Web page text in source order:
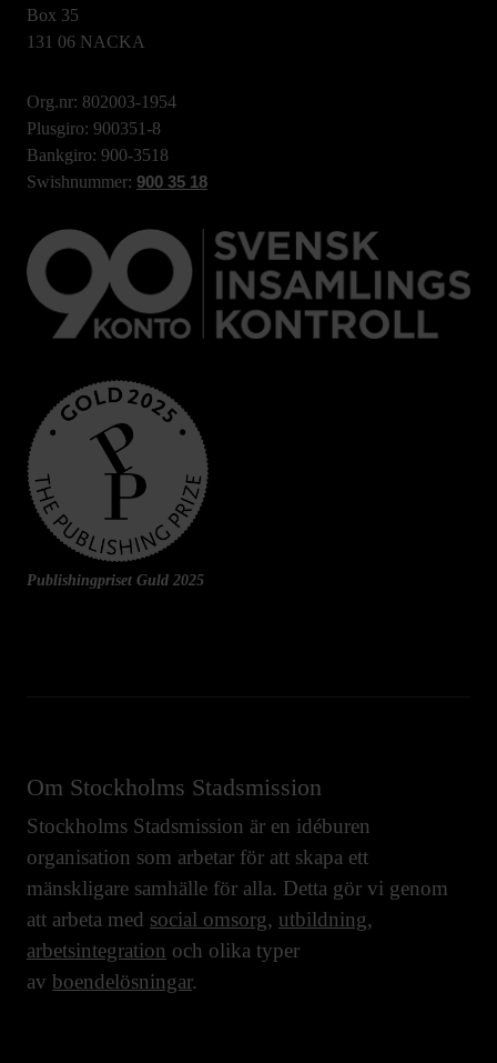
Box 35
131 06 NACKA
Org.nr: 802003-1954
Plusgiro: 900351-8
Bankgiro: 900-3518
Swishnummer: 900 35 18
Publishingpriset Guld 2025
Om Stockholms Stadsmission
Stockholms Stadsmission är en idéburen
organisation som arbetar för att skapa ett
mänskligare samhälle för alla. Detta gör vi genom
att arbeta med social omsorg, utbildning,
arbetsintegration och olika typer
av boendelösningar.